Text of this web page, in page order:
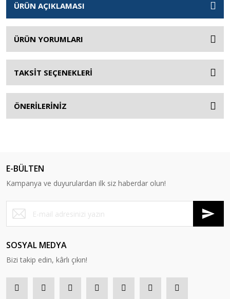
ÜRÜN AÇIKLAMASI
ÜRÜN YORUMLARI
TAKSİT SEÇENEKLERİ
ÖNERİLERİNİZ
E-BÜLTEN
Kampanya ve duyurulardan ilk siz haberdar olun!
SOSYAL MEDYA
Bizi takip edin, kârlı çıkın!